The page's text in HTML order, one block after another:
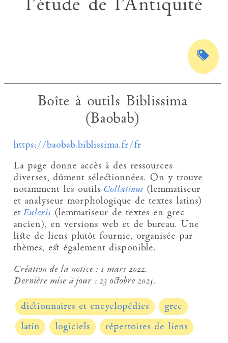
l’étude de l’Antiquité
Boîte à outils Biblissima
(Baobab)
https://baobab.biblissima.fr/fr
La page donne accès à des ressources
diverses, dûment sélectionnées. On y trouve
notamment les outils Collatinus (lemmatiseur
et analyseur morphologique de textes latins)
et Eulexis (lemmatiseur de textes en grec
ancien), en versions web et de bureau. Une
liste de liens plutôt fournie, organisée par
thèmes, est également disponible.
Création de la notice :1 mars 2022.
Dernière mise à jour :23 octobre 2025.
dictionnaires et encyclopédies
grec
latin
logiciels répertoires de liens